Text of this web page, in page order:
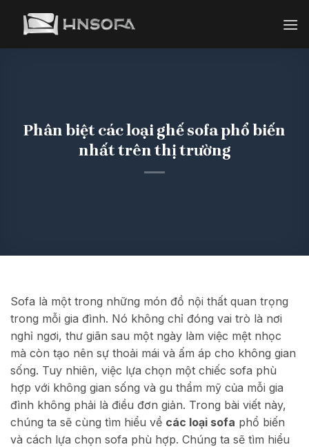
Phân biệt các loại ghế sofa phổ biến
nhất trên thị trường
Sofa là một trong những món đồ nội thất quan trọng
trong mỗi gia đình. Nó không chỉ đóng vai trò là nơi
nghỉ ngơi, thư giãn sau một ngày làm việc mệt nhọc
mà còn tạo nên sự thoải mái và ấm áp cho không gian
sống. Tuy nhiên, việc lựa chọn một chiếc sofa phù
hợp với không gian sống và gu thẩm mỹ của mỗi gia
đình không phải là điều đơn giản. Trong bài viết này,
chúng ta sẽ cùng tìm hiểu về các loại sofa phổ biến
và cách lựa chọn sofa phù hợp. Chúng ta sẽ tìm hiểu